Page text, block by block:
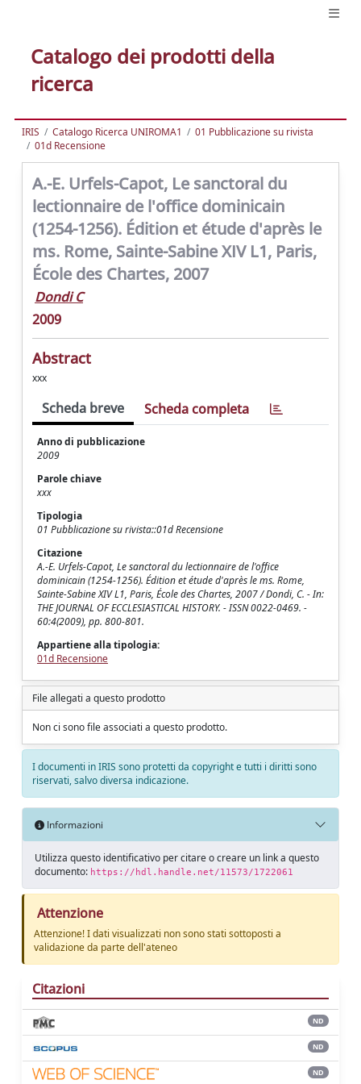
Catalogo dei prodotti della
ricerca
IRIS Catalogo Ricerca UNIROMA1
01 Pubblicazione su rivista
01d Recensione
A.-E. Urfels-Capot, Le sanctoral du
lectionnaire de l'office dominicain
(1254-1256). Édition et étude d'après le
ms. Rome, Sainte-Sabine XIV L1, Paris,
École des Chartes, 2007
Dondi C
2009
Abstract
xxx
Scheda breve Scheda completa
Anno di pubblicazione
2009
Parole chiave
xxx
Tipologia
01 Pubblicazione su rivista::01d Recensione
Citazione
A.-E. Urfels-Capot, Le sanctoral du lectionnaire de l'office
dominicain (1254-1256). Édition et étude d'après le ms. Rome,
Sainte-Sabine XIV L1, Paris, École des Chartes, 2007 / Dondi, C. - In:
THE JOURNAL OF ECCLESIASTICAL HISTORY. - ISSN 0022-0469. -
60:4(2009), pp. 800-801.
Appartiene alla tipologia:
01d Recensione
File allegati a questo prodotto
Non ci sono file associati a questo prodotto.
I documenti in IRIS sono protetti da copyright e tutti i diritti sono
riservati, salvo diversa indicazione.
Informazioni
Utilizza questo identificativo per citare o creare un link a questo
documento: https://hdl.handle.net/11573/1722061
Attenzione
Attenzione! I dati visualizzati non sono stati sottoposti a
validazione da parte dell'ateneo
Citazioni
ND
ND
ND